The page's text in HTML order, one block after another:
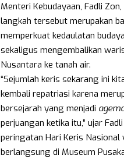
Menteri Kebudayaan, Fadli
langkah tersebut merupakan
memperkuat kedaulatan
sekaligus mengembalikan
Nusantara ke tanah air.
“Sejumlah keris sekarang ini
kembali repatriasi karena
bersejarah yang menjadi
perjuangan ketika itu,” ujar
peringatan Hari Keris Nasional
berlangsung di Museum